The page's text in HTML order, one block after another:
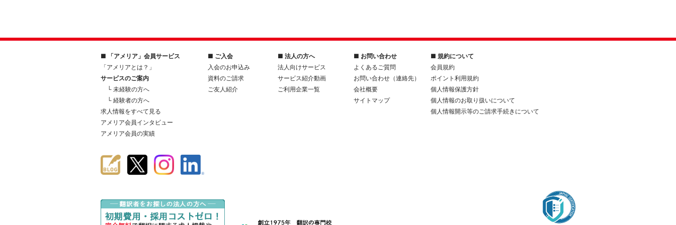
■ 「アメリア」会員サービス
「アメリアとは？」
サービスのご案内
└ 未経験の方へ
└ 経験者の方へ
求人情報をすべて見る
アメリア会員インタビュー
アメリア会員の実績
■ ご入会
入会のお申込み
資料のご請求
ご友人紹介
■ 法人の方へ
法人向けサービス
サービス紹介動画
ご利用企業一覧
■ お問い合わせ
よくあるご質問
お問い合わせ（連絡先）
会社概要
サイトマップ
■ 規約について
会員規約
ポイント利用規約
個人情報保護方針
個人情報のお取り扱いについて
個人情報開示等のご請求手続きについて